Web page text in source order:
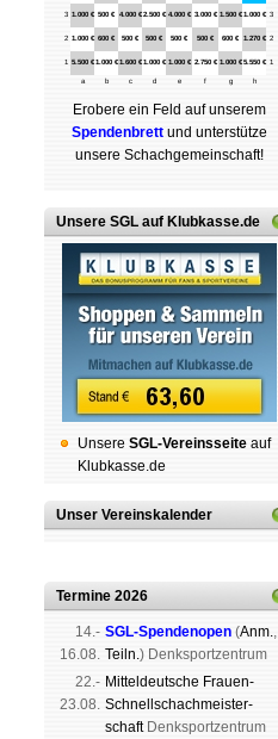
3 1.000 € 500 € 4.000 € 2.500 € 4.000 € 3.000 € 1.500 € 1.000 € 3
2 1.000 € 600 € 500 € 500 € 500 € 500 € 600 € 1.270 € 2
1 5.500 € 1.000 € 1.600 € 1.000 € 1.000 € 2.750 € 1.000 € 5.550 € 1
a b c d e f g h
Erobere ein Feld auf unserem
Spenden­brett und unterstütze
unsere Schach­ge­mein­schaft!
Unsere SGL auf Klubkasse.de
Unsere SGL-Ver­eins­sei­te auf
Klubkasse.de
Unser Vereinskalender
Termine 2026
14.-
16.08.
SGL-Spenden­open (Anm.,
Teiln.) Denk­sport­zen­trum
22.-
23.08.
Mit­tel­deu­tsche Frauen-
Schnell­schach­meis­ter­
schaftDenk­sport­zen­trum